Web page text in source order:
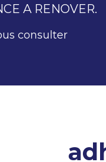
A RENOVER.
consulter